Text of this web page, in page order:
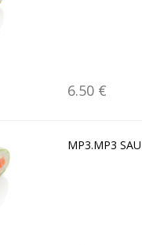
6.50 €
MP3.MP3